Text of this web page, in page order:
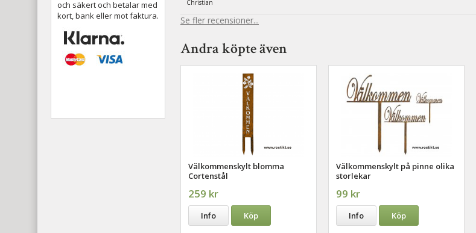
och säkert och betalar med
kort, bank eller mot faktura.
Christian
Se fler recensioner...
Andra köpte även
Välkommenskylt blomma
Cortenstål
259 kr
Info Köp
Välkommenskylt på pinne olika
storlekar
99 kr
Info Köp